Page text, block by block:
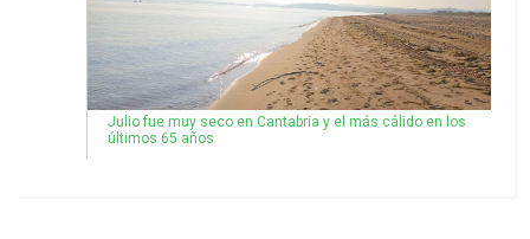
Julio fue muy seco en Cantabria y el más cálido en los
últimos 65 años